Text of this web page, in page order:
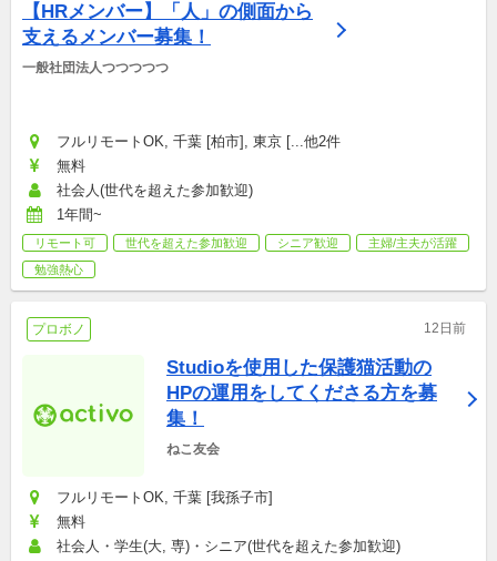
【HRメンバー】「人」の側面から
支えるメンバー募集！
一般社団法人つつつつつ
フルリモートOK, 千葉 [柏市], 東京 [...他2件
無料
社会人(世代を超えた参加歓迎)
1年間~
リモート可 世代を超えた参加歓迎 シニア歓迎
主婦/主夫が活躍
勉強熱心
プロボノ 12日前
Studioを使用した保護猫活動の
HPの運用をしてくださる方を募
集！
ねこ友会
フルリモートOK, 千葉 [我孫子市]
無料
社会人・学生(大, 専)・シニア(世代を超えた参加歓迎)